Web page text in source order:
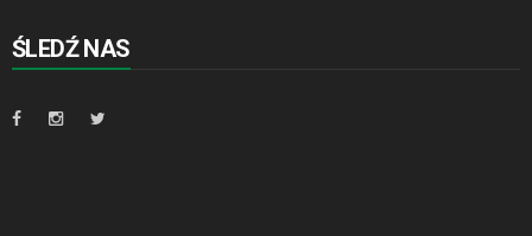
ŚLEDŹ NAS